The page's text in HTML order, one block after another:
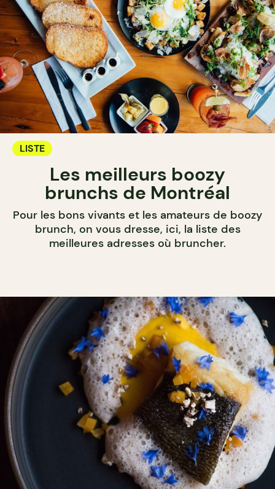
LISTE
Les meilleurs boozy
brunchs de Montréal
Pour les bons vivants et les amateurs de boozy
brunch, on vous dresse, ici, la liste des
meilleures adresses où bruncher.